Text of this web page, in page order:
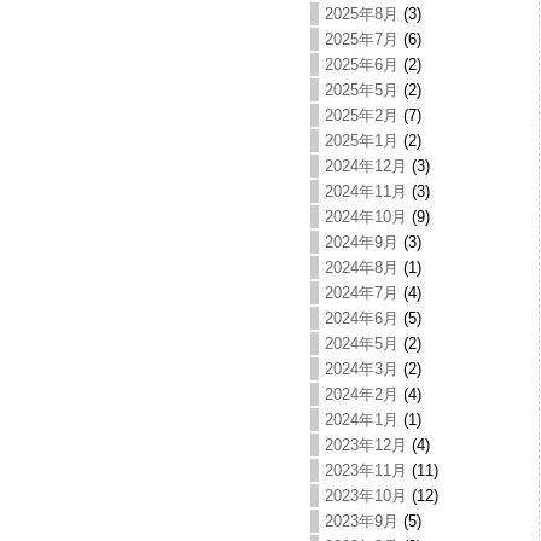
2025年8月 (3)
2025年7月 (6)
2025年6月 (2)
2025年5月 (2)
2025年2月 (7)
2025年1月 (2)
2024年12月 (3)
2024年11月 (3)
2024年10月 (9)
2024年9月 (3)
2024年8月 (1)
2024年7月 (4)
2024年6月 (5)
2024年5月 (2)
2024年3月 (2)
2024年2月 (4)
2024年1月 (1)
2023年12月 (4)
2023年11月 (11)
2023年10月 (12)
2023年9月 (5)